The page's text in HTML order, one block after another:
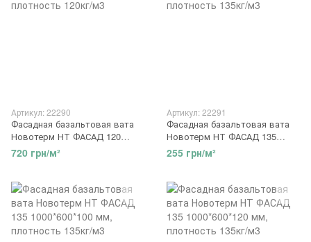
Артикул: 22290
Фасадная базальтовая вата
Новотерм НТ ФАСАД 120
1000*600*150 мм, плотность
120кг/м3
720 грн/м²
Артикул: 22291
Фасадная базальтовая вата
Новотерм НТ ФАСАД 135
1000*600*50 мм, плотность
135кг/м3
255 грн/м²